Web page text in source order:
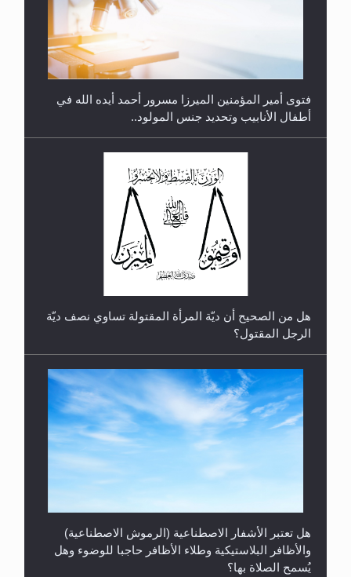
رأيٌ في لغة المسيح الموعود عليه السلام.. 4...
فتوى أمير المؤمنين الميرزا مسرور أحمد أيده الله في
أطفال الأنابيب وتحديد جنس المولود..
هل من الصحيح أن ديّة المرأة المقتولة تساوي نصف ديّة
الرجل المقتول؟
هل تعتبر الأشفار الاصطناعية (الرموش الاصطناعية)
والأظافر البلاستيكية وطلاء الأظافر حاجبا للوضوء وهل
يُسمح الصلاة بها؟